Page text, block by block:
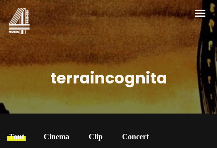
terraincognita
Tout Cinema Clip Concert